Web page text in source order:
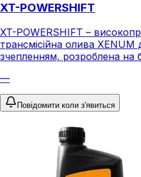
XT-POWERSHIFT
XT-POWERSHIFT –
трансмісійна олива
зчепленням, розроблена на
—
Повідомити коли з'явиться